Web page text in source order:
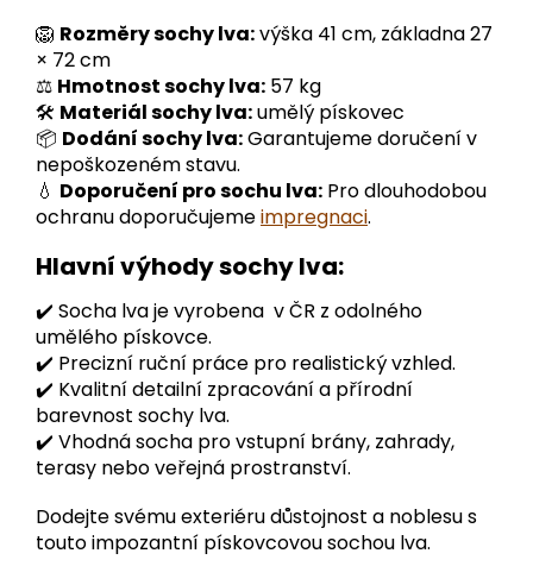
🦁 Rozměry sochy lva:výška 41 cm, základna 27
× 72 cm
⚖️ Hmotnost sochy lva: 57 kg
🛠️ Materiál sochy lva:umělý pískovec
📦 Dodání sochy lva:Garantujeme doručení v
nepoškozeném stavu.
💧 Doporučení pro sochu lva: Pro dlouhodobou
ochranu doporučujemeimpregnaci.
Hlavní výhody sochy lva:
✔️ Socha lva je vyrobena v ČR z odolného
umělého pískovce.
✔️ Precizní ruční práce pro realistický vzhled.
✔️ Kvalitní detailní zpracování a přírodní
barevnost sochy lva.
✔️ Vhodná socha pro vstupní brány, zahrady,
terasy nebo veřejná prostranství.
Dodejte svému exteriéru důstojnost a noblesu s
touto impozantní pískovcovou sochou lva.